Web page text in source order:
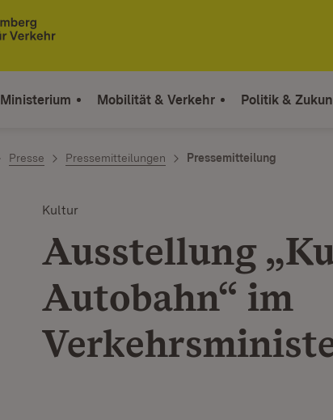
Ministerium Mobilität & Verkehr Politik &
Presse Pressemitteilungen Pressemitteilung
Kultur
Ausstellung
Autobahn“ im